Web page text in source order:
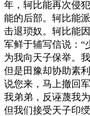
年，轲比能再次侵
能的后部。轲比能
击退琐奴。轲比能
军鲜于辅写信说：“
为我向天子保举。
但是田豫却协助素
说您来，马上撤回
我弟弟，反诬蔑我
但我们接受天子印